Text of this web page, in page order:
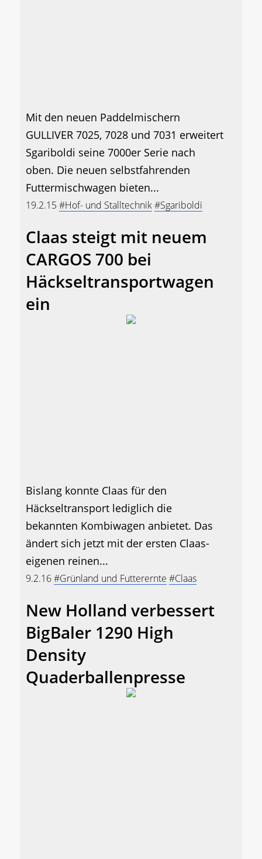
Mit den neuen Paddelmischern
GULLIVER 7025, 7028 und 7031 erweitert
Sgariboldi seine 7000er Serie nach
oben. Die neuen selbstfahrenden
Futtermischwagen bieten...
19.2.15#Hof- und Stalltechnik#Sgariboldi
Claas steigt mit neuem
CARGOS 700 bei
Häckseltransportwagen
ein
Bislang konnte Claas für den
Häckseltransport lediglich die
bekannten Kombiwagen anbietet. Das
ändert sich jetzt mit der ersten Claas-
eigenen reinen...
9.2.16#Grünland und Futterernte #Claas
New Holland verbessert
BigBaler 1290 High
Density
Quaderballenpresse